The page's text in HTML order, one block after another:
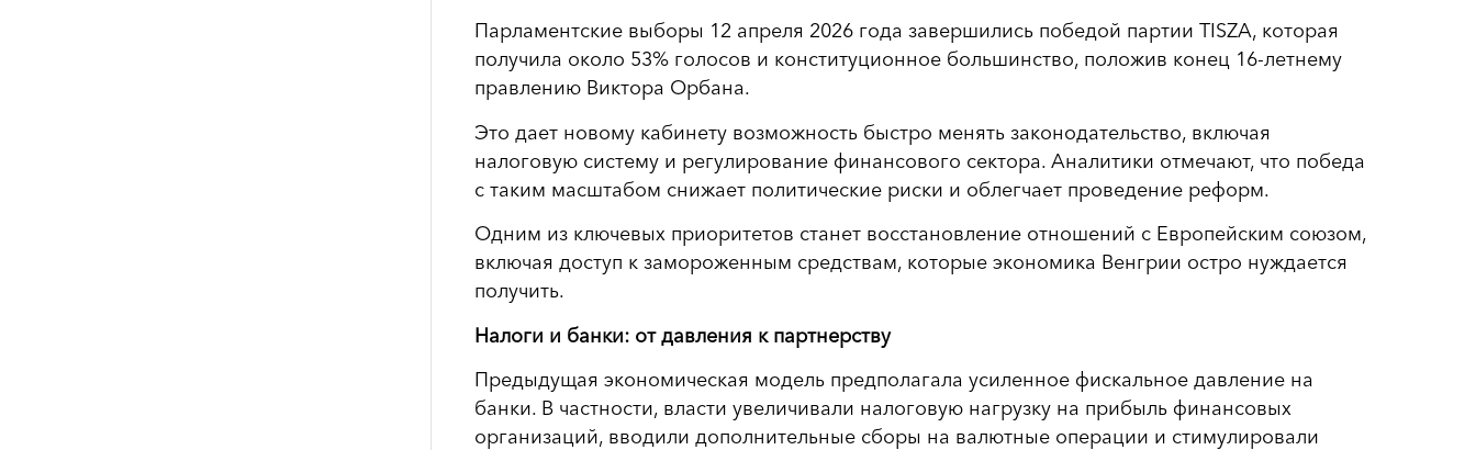
Парламентские выборы 12 апреля 2026 года завершились победой партии TISZA, которая
получила около 53% голосов и конституционное большинство, положив конец 16-летнему
правлению Виктора Орбана.
Это дает новому кабинету возможность быстро менять законодательство, включая
налоговую систему и регулирование финансового сектора. Аналитики отмечают, что победа
с таким масштабом снижает политические риски и облегчает проведение реформ.
Одним из ключевых приоритетов станет восстановление отношений с Европейским союзом,
включая доступ к замороженным средствам, которые экономика Венгрии остро нуждается
получить.
Налоги и банки: от давления к партнерству
Предыдущая экономическая модель предполагала усиленное фискальное давление на
банки. В частности, власти увеличивали налоговую нагрузку на прибыль финансовых
организаций, вводили дополнительные сборы на валютные операции и стимулировали